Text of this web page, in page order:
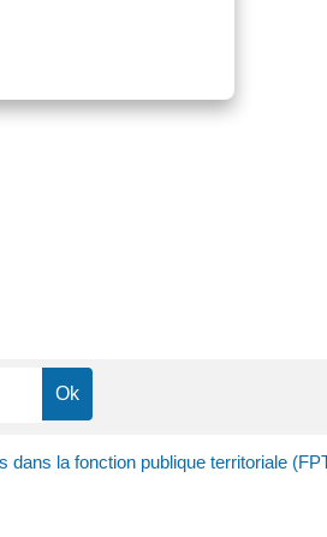
dans la fonction publique territoriale